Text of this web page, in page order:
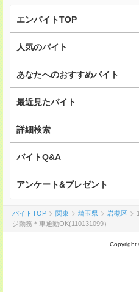
エンバイトTOP
人気のバイト
あなたへのおすすめバイト
最近見たバイト
詳細検索
バイトQ&A
アンケート&プレゼント
バイトTOP 関東 埼玉県 岩槻区
ジ勤務＊車通勤OK(110131099）
Copyright